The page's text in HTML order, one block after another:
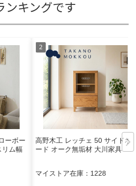
ンキングです
ーボー
リム幅
高野木工 レッチェ 50 サイドボ
ード オーク無垢材 大川家具
マイストア在庫： 1228